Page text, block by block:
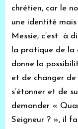
chrétien, car le
une identité
Messie, c’est à
la pratique de la
donne la
et de changer
s’étonner et de
demander «
Seigneur ? », il